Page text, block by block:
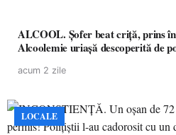
ALCOOL. Șofer beat criță, prins
Alcoolemie uriașă descoperită de
acum 2 zile
LOCALE